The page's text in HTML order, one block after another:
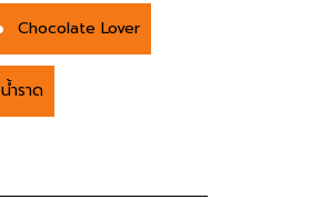
Chocolate Lover
น้ำราด